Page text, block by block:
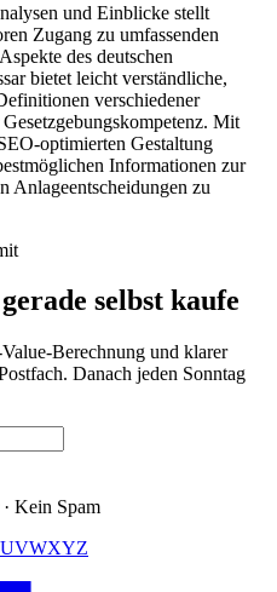
und Einblicke stellt
Zugang zu umfassenden
des deutschen
bietet leicht verständliche,
verschiedener
Mit
optimierten Gestaltung
Informationen zur
Anlageentscheidungen zu
selbst kaufe
Berechnung und klarer
Danach jeden Sonntag
Kein Spam
UVWXYZ